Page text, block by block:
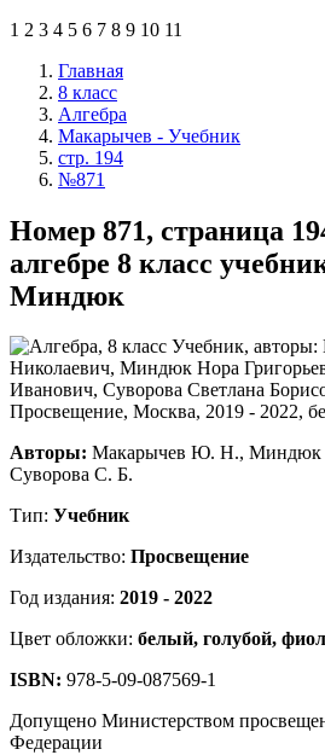
1 2 3 4 5 6 7 8 9 10 11
Главная
8 класс
Алгебра
Макарычев - Учебник
стр. 194
№871
Номер 871, страница
алгебре 8 класс
Миндюк
Авторы: Макарычев Ю. Н., Миндюк
Суворова С. Б.
Тип: Учебник
Издательство: Просвещение
Год издания: 2019 - 2022
Цвет обложки: белый, голубой,
ISBN: 978-5-09-087569-1
Допущено Министерством
Федерации